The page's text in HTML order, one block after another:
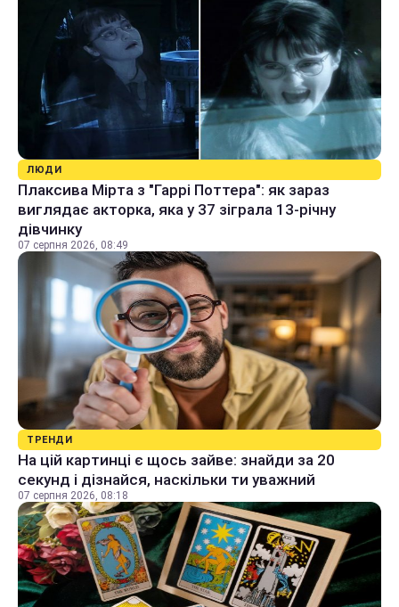
ЛЮДИ
Плаксива Мірта з "Гаррі Поттера": як зараз
виглядає акторка, яка у 37 зіграла 13-річну
дівчинку
07 серпня 2026, 08:49
ТРЕНДИ
На цій картинці є щось зайве: знайди за 20
секунд і дізнайся, наскільки ти уважний
07 серпня 2026, 08:18